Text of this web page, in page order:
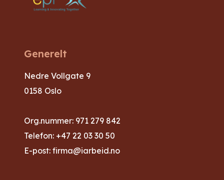
Generelt
Nedre Vollgate 9
0158 Oslo
Org.nummer: 971 279 842
Telefon: +47 22 03 30 50
E-post: firma@iarbeid.no